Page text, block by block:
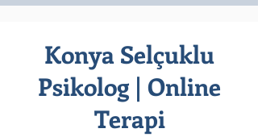
Konya Selçuklu
Psikolog | Online
Terapi